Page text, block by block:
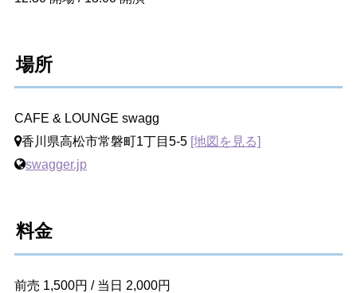
場所
CAFE & LOUNGE swagg
香川県高松市常磐町1丁目5-5 [地図を見る]
swagger.jp
料金
前売 1,500円 / 当日 2,000円